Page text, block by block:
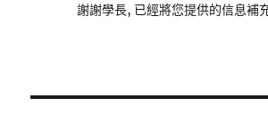
謝謝學長, 已經將您提供的信息補